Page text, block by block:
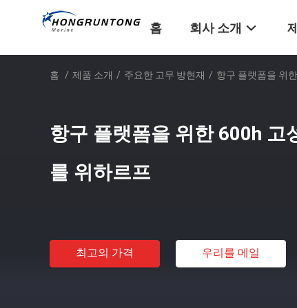
홈 회사 소개
홈 / 제품 소개 / 주요한 고무 방현재 / 항구 플랫폼을 위
항구 플랫폼을 위한 600h 고
를 위하르프
최고의 가격 우리를 메일